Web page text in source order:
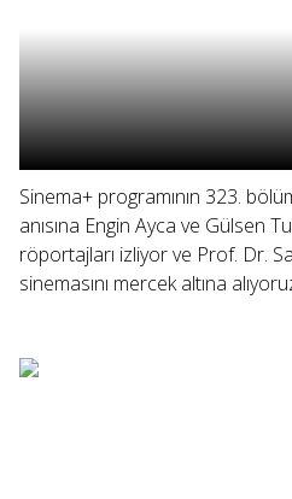
Sinema+ programının 323.
anısına Engin Ayca ve Gülsen
röportajları izliyor ve Prof. Dr.
sinemasını mercek altına